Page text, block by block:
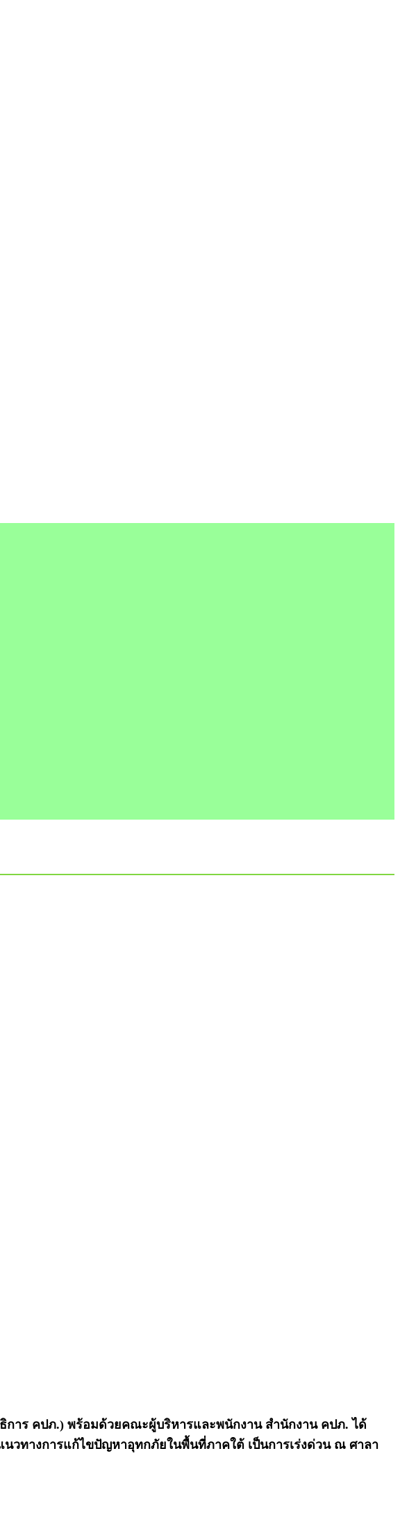
การ คปภ.) พร้อมด้วยคณะผู้บริหารและพนักงาน สำนักงาน คปภ. ได้
วทางการแก้ไขปัญหาอุทกภัยในพื้นที่ภาคใต้ เป็นการเร่งด่วน ณ ศาลา